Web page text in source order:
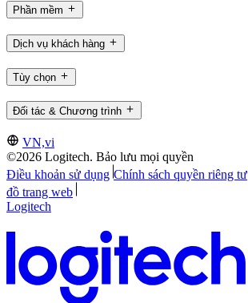
Phần mềm
Dịch vụ khách hàng
Tùy chọn
Đối tác & Chương trình
VN,vi
©2026 Logitech. Bảo lưu mọi quyền
Điều khoản sử dụng Chính sách quyền riêng tư
đồ trang web
Logitech